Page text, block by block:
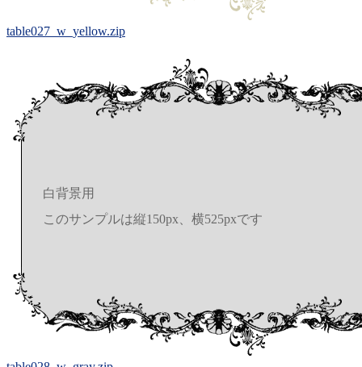
table027_w_yellow.zip
白背景用
このサンプルは縦150px、横525pxです